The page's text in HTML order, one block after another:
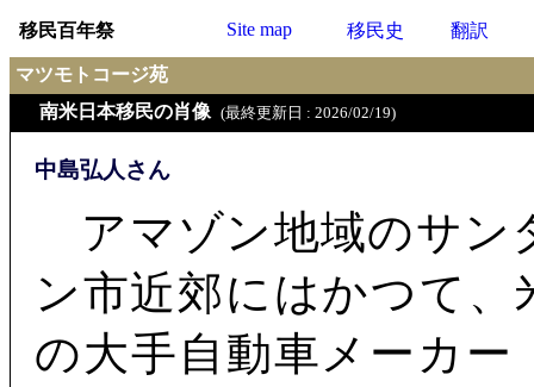
移民百年祭 Site map 移民史 翻訳
マツモトコージ苑
南米日本移民の肖像 (最終更新日 : 2026/02/19)
中島弘人さん
アマゾン地域のサン
ン市近郊にはかつて、
の大手自動車メーカー